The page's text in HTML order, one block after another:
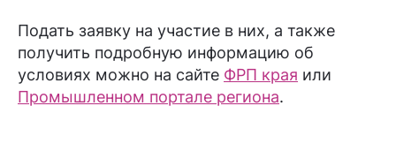
Подать заявку на участие в них, а также
получить подробную информацию об
условиях можно на сайте ФРП края или
Промышленном портале региона.